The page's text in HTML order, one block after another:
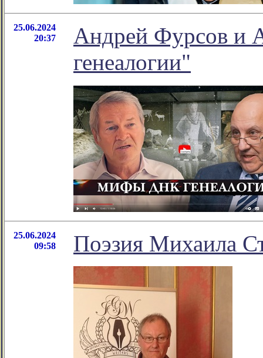
25.06.2024
20:37
Андрей Фурсов и
генеалогии"
25.06.2024
09:58
Поэзия Михаила